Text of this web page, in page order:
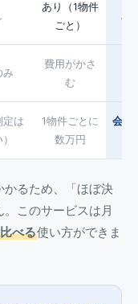
あり（1物件
ごと）
A
み
費用がかさ
む
定は
1物件ごとに
数万円
会員
かるため、「ほぼ決
このサービスは月
べる使い方ができま